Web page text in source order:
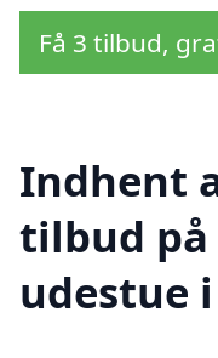
Få 3 tilbud,
Indhent
tilbud
udestue